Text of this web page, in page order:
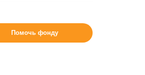
Помочь фонду